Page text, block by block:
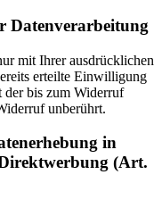
mit Ihrer ausdrücklichen
erteilte Einwilligung
bis zum Widerruf
unberührt.
in
(Art.